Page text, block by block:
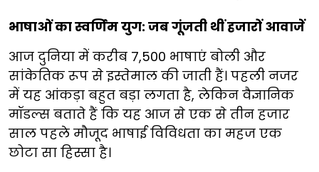
भाषाओं का स्वर्णिम युग: जब गूंजती थीं हजारों आवाजें
आज दुनिया में करीब 7,500 भाषाएं बोली और
सांकेतिक रूप से इस्तेमाल की जाती हैं। पहली नजर
में यह आंकड़ा बहुत बड़ा लगता है, लेकिन वैज्ञानिक
मॉडल्स बताते हैं कि यह आज से एक से तीन हजार
साल पहले मौजूद भाषाई विविधता का महज एक
छोटा सा हिस्सा है।